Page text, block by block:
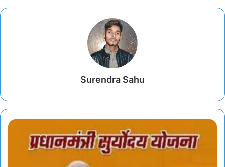
Surendra Sahu